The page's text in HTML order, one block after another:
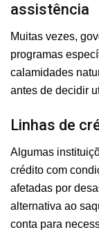
assistência
Muitas vezes,
programas
calamidades
antes de decidir
Linhas de
Algumas
crédito com
afetadas por
alternativa ao
conta para